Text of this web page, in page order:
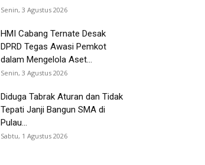
Senin, 3 Agustus 2026
HMI Cabang Ternate Desak
DPRD Tegas Awasi Pemkot
dalam Mengelola Aset...
Senin, 3 Agustus 2026
Diduga Tabrak Aturan dan Tidak
Tepati Janji Bangun SMA di
Pulau...
Sabtu, 1 Agustus 2026